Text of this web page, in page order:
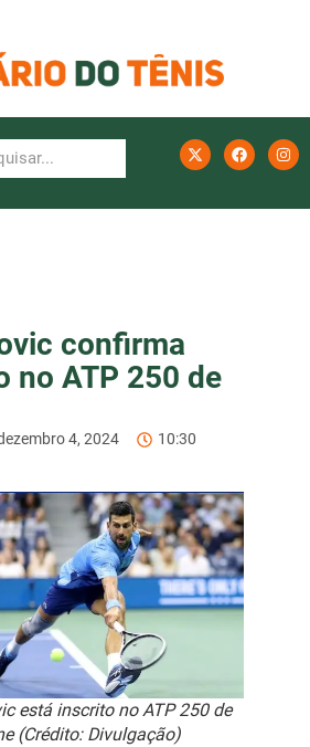
confirma
no ATP 250 de
4, 2024
10:30
está inscrito no ATP 250 de
(Crédito: Divulgação)